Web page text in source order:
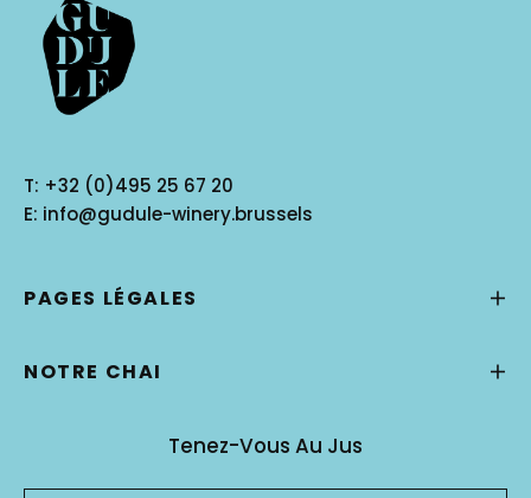
T: +32 (0)495 25 67 20
E: info@gudule-winery.brussels
PAGES LÉGALES
NOTRE CHAI
Tenez-Vous Au Jus